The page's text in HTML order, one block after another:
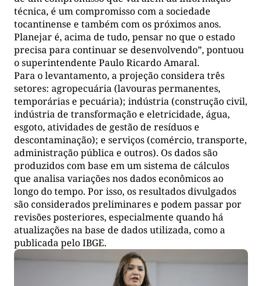
técnica, é um compromisso com a sociedade
tocantinense e também com os próximos anos.
Planejar é, acima de tudo, pensar no que o estado
precisa para continuar se desenvolvendo”, pontuou
o superintendente Paulo Ricardo Amaral.
Para o levantamento, a projeção considera três
setores: agropecuária (lavouras permanentes,
temporárias e pecuária); indústria (construção civil,
indústria de transformação e eletricidade, água,
esgoto, atividades de gestão de resíduos e
descontaminação); e serviços (comércio, transporte,
administração pública e outros). Os dados são
produzidos com base em um sistema de cálculos
que analisa variações nos dados econômicos ao
longo do tempo. Por isso, os resultados divulgados
são considerados preliminares e podem passar por
revisões posteriores, especialmente quando há
atualizações na base de dados utilizada, como a
publicada pelo IBGE.